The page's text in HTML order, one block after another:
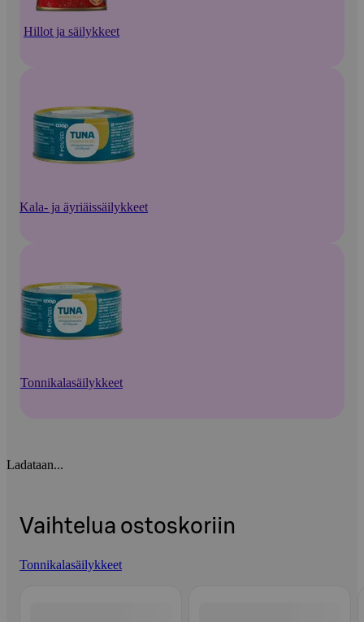
Hillot ja säilykkeet
Kala- ja äyriäissäilykkeet
Tonnikalasäilykkeet
Ladataan...
Vaihtelua ostoskoriin
Tonnikalasäilykkeet